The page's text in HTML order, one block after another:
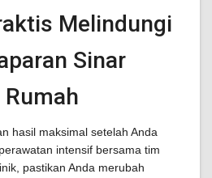
Melindungi
Sinar
hasil maksimal setelah Anda
intensif bersama tim
pastikan Anda merubah